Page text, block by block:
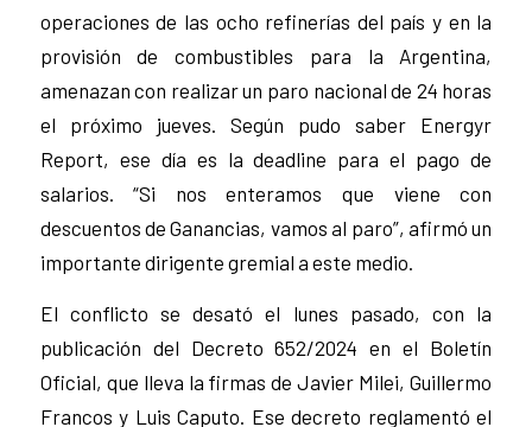
operaciones de las ocho refinerías del país y en la
provisión de combustibles para la Argentina,
amenazan con realizar un paro nacional de 24 horas
el próximo jueves. Según pudo saber Energyr
Report, ese día es la deadline para el pago de
salarios. “Si nos enteramos que viene con
descuentos de Ganancias, vamos al paro”, afirmó un
importante dirigente gremial a este medio.
El conflicto se desató el lunes pasado, con la
publicación del Decreto 652/2024 en el Boletín
Oficial, que lleva la firmas de Javier Milei, Guillermo
Francos y Luis Caputo. Ese decreto reglamentó el